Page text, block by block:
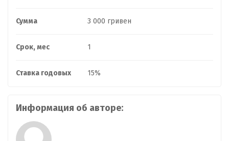
Сумма 3 000 гривен
Срок, мес 1
Ставка годовых 15%
Информация об авторе: